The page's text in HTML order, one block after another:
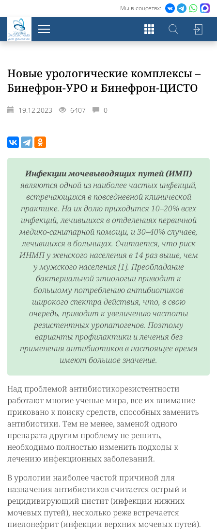
Мы в соцсетях:
Экосистема
для урологов
Новые урологические комплексы –
Бинефрон-УРО и Бинефрон-ЦИСТО
19.12.2023 6407 0
Инфекции мочевыводящих путей (ИМП)
являются одной из наиболее частых инфекций,
встречающихся в повседневной клинической
практике. На их долю приходится 10–20% всех
инфекций, лечившихся в отделениях первичной
медико-санитарной помощи, и 30–40% случаев,
лечившихся в больницах. Считается, что риск
ИНМП у женского населения в 14 раз выше, чем
у мужского населения [1]. Преобладание
бактериальной этиологии приводит к
большому потреблению антибиотиков
широкого спектра действия, что, в свою
очередь, приводит к увеличению частоты
резистентных уропатогенов. Поэтому
варианты профилактики и лечения без
применения антибиотиков в настоящее время
имеют большое значение.
Над проблемой антибиотикорезистентности
работают многие ученые мира, все их внимание
приковано к поиску средств, способных заменить
антибиотики. Тем не менее, заменой одного
препарата другим проблему не решить,
необходимо полностью изменить подходы к
лечению инфекционных заболеваний.
В урологии наиболее частой причиной для
назначения антибиотиков считается острый и
рецидивирующий цистит (инфекции нижних
мочевых путей), несколько реже встречается
пиелонефрит (инфекции верхних мочевых путей).